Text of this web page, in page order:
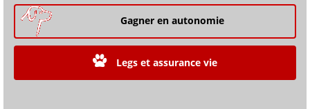
Gagner en autonomie
Legs et assurance vie